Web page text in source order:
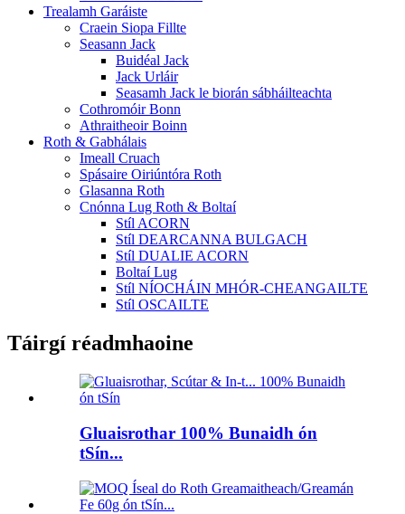
Trealamh Garáiste
Craein Siopa Fillte
Seasann Jack
Buidéal Jack
Jack Urláir
Seasamh Jack le biorán sábháilteachta
Cothromóir Bonn
Athraitheoir Boinn
Roth & Gabhálais
Imeall Cruach
Spásaire Oiriúntóra Roth
Glasanna Roth
Cnónna Lug Roth & Boltaí
Stíl ACORN
Stíl DEARCANNA BULGACH
Stíl DUALIE ACORN
Boltaí Lug
Stíl NÍOCHÁIN MHÓR-CHEANGAILTE
Stíl OSCAILTE
Táirgí réadmhaoine
Gluaisrothar 100% Bunaidh ón
tSín...